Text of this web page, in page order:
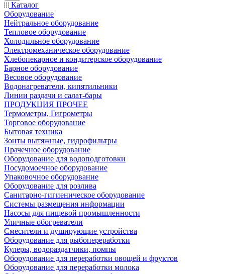
Каталог
Оборудование
Нейтральное оборудование
Тепловое оборудование
Холодильное оборудование
Электромеханическое оборудование
Хлебопекарное и кондитерское оборудование
Барное оборудование
Весовое оборудование
Водонагреватели, кипятильники
Линии раздачи и салат-бары
ПРОДУКЦИЯ ПРОЧЕЕ
Термометры, Гигрометры
Торговое оборудование
Бытовая техника
Зонты вытяжные, гидрофильтры
Прачечное оборудование
Оборудование для водоподготовки
Посудомоечное оборудование
Упаковочное оборудование
Оборудование для розлива
Санитарно-гигиеническое оборудование
Системы размещения информации
Насосы для пищевой промышленности
Уличные обогреватели
Смесители и душирующие устройства
Оборудование для рыбопереработки
Кулеры, водораздатчики, помпы
Оборудование для переработки овощей и фруктов
Оборудование для переработки молока